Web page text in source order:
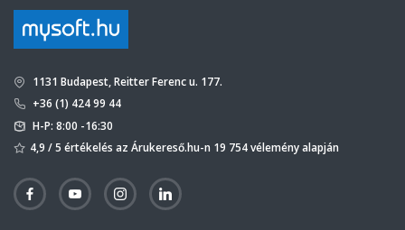
1131 Budapest, Reitter Ferenc u. 177.
+36 (1) 424 99 44
H-P: 8:00 -16:30
4,9 / 5 értékelés az Árukereső.hu-n 19 754 vélemény alapján